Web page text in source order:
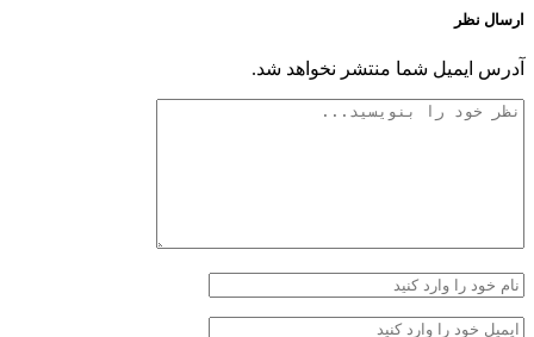
ارسال نظر
آدرس ایمیل شما منتشر نخواهد شد.